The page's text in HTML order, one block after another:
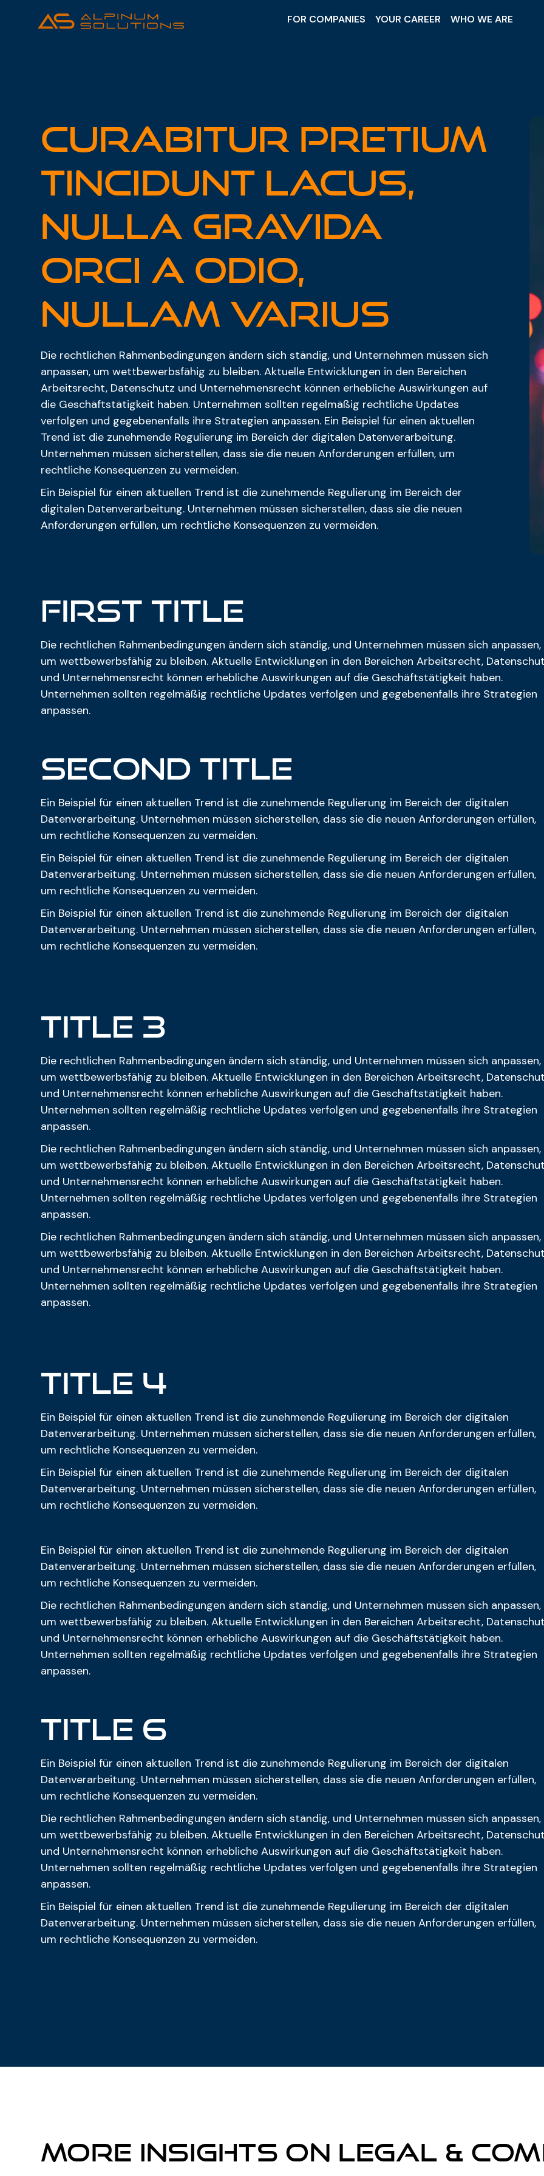
FOR COMPANIES YOUR CAREER WHO WE ARE
Curabitur Pretium
Tincidunt Lacus,
Nulla Gravida
Orci A Odio,
Nullam Varius
Die rechtlichen Rahmenbedingungen ändern sich ständig, und Unternehmen müssen sich
anpassen, um wettbewerbsfähig zu bleiben. Aktuelle Entwicklungen in den Bereichen
Arbeitsrecht, Datenschutz und Unternehmensrecht können erhebliche Auswirkungen auf
die Geschäftstätigkeit haben. Unternehmen sollten regelmäßig rechtliche Updates
verfolgen und gegebenenfalls ihre Strategien anpassen. Ein Beispiel für einen aktuellen
Trend ist die zunehmende Regulierung im Bereich der digitalen Datenverarbeitung.
Unternehmen müssen sicherstellen, dass sie die neuen Anforderungen erfüllen, um
rechtliche Konsequenzen zu vermeiden.
Ein Beispiel für einen aktuellen Trend ist die zunehmende Regulierung im Bereich der
digitalen Datenverarbeitung. Unternehmen müssen sicherstellen, dass sie die neuen
Anforderungen erfüllen, um rechtliche Konsequenzen zu vermeiden.
First title
Die rechtlichen Rahmenbedingungen ändern sich ständig, und Unternehmen müssen sich anpassen,
um wettbewerbsfähig zu bleiben. Aktuelle Entwicklungen in den Bereichen Arbeitsrecht,
und Unternehmensrecht können erhebliche Auswirkungen auf die Geschäftstätigkeit haben.
Unternehmen sollten regelmäßig rechtliche Updates verfolgen und gegebenenfalls ihre Strategien
anpassen.
Second title
Ein Beispiel für einen aktuellen Trend ist die zunehmende Regulierung im Bereich der digitalen
Datenverarbeitung. Unternehmen müssen sicherstellen, dass sie die neuen Anforderungen erfüllen,
um rechtliche Konsequenzen zu vermeiden.
Ein Beispiel für einen aktuellen Trend ist die zunehmende Regulierung im Bereich der digitalen
Datenverarbeitung. Unternehmen müssen sicherstellen, dass sie die neuen Anforderungen erfüllen,
um rechtliche Konsequenzen zu vermeiden.
Ein Beispiel für einen aktuellen Trend ist die zunehmende Regulierung im Bereich der digitalen
Datenverarbeitung. Unternehmen müssen sicherstellen, dass sie die neuen Anforderungen erfüllen,
um rechtliche Konsequenzen zu vermeiden.
Title 3
Die rechtlichen Rahmenbedingungen ändern sich ständig, und Unternehmen müssen sich anpassen,
um wettbewerbsfähig zu bleiben. Aktuelle Entwicklungen in den Bereichen Arbeitsrecht,
und Unternehmensrecht können erhebliche Auswirkungen auf die Geschäftstätigkeit haben.
Unternehmen sollten regelmäßig rechtliche Updates verfolgen und gegebenenfalls ihre Strategien
anpassen.
Die rechtlichen Rahmenbedingungen ändern sich ständig, und Unternehmen müssen sich anpassen,
um wettbewerbsfähig zu bleiben. Aktuelle Entwicklungen in den Bereichen Arbeitsrecht,
und Unternehmensrecht können erhebliche Auswirkungen auf die Geschäftstätigkeit haben.
Unternehmen sollten regelmäßig rechtliche Updates verfolgen und gegebenenfalls ihre Strategien
anpassen.
Die rechtlichen Rahmenbedingungen ändern sich ständig, und Unternehmen müssen sich anpassen,
um wettbewerbsfähig zu bleiben. Aktuelle Entwicklungen in den Bereichen Arbeitsrecht,
und Unternehmensrecht können erhebliche Auswirkungen auf die Geschäftstätigkeit haben.
Unternehmen sollten regelmäßig rechtliche Updates verfolgen und gegebenenfalls ihre Strategien
anpassen.
Title 4
Ein Beispiel für einen aktuellen Trend ist die zunehmende Regulierung im Bereich der digitalen
Datenverarbeitung. Unternehmen müssen sicherstellen, dass sie die neuen Anforderungen erfüllen,
um rechtliche Konsequenzen zu vermeiden.
Ein Beispiel für einen aktuellen Trend ist die zunehmende Regulierung im Bereich der digitalen
Datenverarbeitung. Unternehmen müssen sicherstellen, dass sie die neuen Anforderungen erfüllen,
um rechtliche Konsequenzen zu vermeiden.
Ein Beispiel für einen aktuellen Trend ist die zunehmende Regulierung im Bereich der digitalen
Datenverarbeitung. Unternehmen müssen sicherstellen, dass sie die neuen Anforderungen erfüllen,
um rechtliche Konsequenzen zu vermeiden.
Die rechtlichen Rahmenbedingungen ändern sich ständig, und Unternehmen müssen sich anpassen,
um wettbewerbsfähig zu bleiben. Aktuelle Entwicklungen in den Bereichen Arbeitsrecht,
und Unternehmensrecht können erhebliche Auswirkungen auf die Geschäftstätigkeit haben.
Unternehmen sollten regelmäßig rechtliche Updates verfolgen und gegebenenfalls ihre Strategien
anpassen.
Title 6
Ein Beispiel für einen aktuellen Trend ist die zunehmende Regulierung im Bereich der digitalen
Datenverarbeitung. Unternehmen müssen sicherstellen, dass sie die neuen Anforderungen erfüllen,
um rechtliche Konsequenzen zu vermeiden.
Die rechtlichen Rahmenbedingungen ändern sich ständig, und Unternehmen müssen sich anpassen,
um wettbewerbsfähig zu bleiben. Aktuelle Entwicklungen in den Bereichen Arbeitsrecht,
und Unternehmensrecht können erhebliche Auswirkungen auf die Geschäftstätigkeit haben.
Unternehmen sollten regelmäßig rechtliche Updates verfolgen und gegebenenfalls ihre Strategien
anpassen.
Ein Beispiel für einen aktuellen Trend ist die zunehmende Regulierung im Bereich der digitalen
Datenverarbeitung. Unternehmen müssen sicherstellen, dass sie die neuen Anforderungen erfüllen,
um rechtliche Konsequenzen zu vermeiden.
More Insights on Legal &